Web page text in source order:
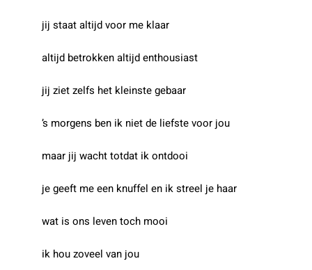
jij staat altijd voor me klaar
altijd betrokken altijd enthousiast
jij ziet zelfs het kleinste gebaar
’s morgens ben ik niet de liefste voor jou
maar jij wacht totdat ik ontdooi
je geeft me een knuffel en ik streel je haar
wat is ons leven toch mooi
ik hou zoveel van jou